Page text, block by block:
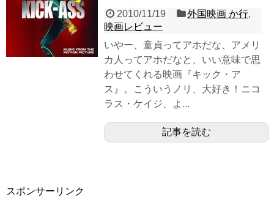
2010/11/19 外国映画 か行,
映画レビュー
いやー、童貞ってアホだな、アメリ
カ人ってアホだなと、いい意味で思
わせてくれる映画『キック・ア
ス』。こういうノリ、大好き！ニコ
ラス・ケイジ、よ...
記事を読む
スポンサーリンク